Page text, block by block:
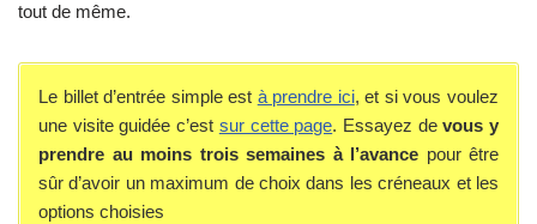
tout de même.
Le billet d’entrée simple est à prendre ici, et si vous voulez
une visite guidée c’est sur cette page. Essayez devous y
prendre au moins trois semaines à l’avance pour être
sûr d’avoir un maximum de choix dans les créneaux et les
options choisies